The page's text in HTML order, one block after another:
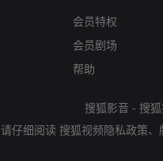
会员特权
会员剧场
帮助
搜狐影音 - 搜
请仔细阅读 搜狐视频隐私政策、